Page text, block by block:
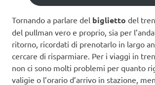
Tornando a parlare del biglietto del
del pullman vero e proprio, sia per
ritorno, ricordati di prenotarlo in largo
cercare di risparmiare. Per i viaggi in
non ci sono molti problemi per quanto
valigie o l’orario d’arrivo in stazione,